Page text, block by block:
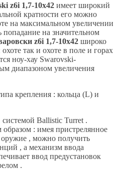
z6i 1,7-10х42 имеет широкий
кратности его можно
на максимальном увеличении
попадание на значительном
z6i 1,7-10х42 широко
так и охоте в поле и горах
ноу-хау Swarovski-
диапазоном увеличения
крепления : кольца (L) и
Ballistic Turret .
: имея пристрелянное
, можно получить
, а механизм ввода
ввод предустановок
.